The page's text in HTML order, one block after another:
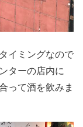
イミングなので
ターの店内に
って酒を飲みま